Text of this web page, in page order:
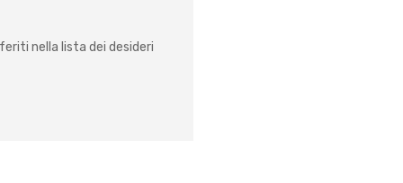
nella lista dei desideri